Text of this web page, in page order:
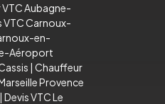
VTC Aubagne-
VTC Carnoux-
en-
Aéroport
| Chauffeur
Provence
| Devis VTC Le